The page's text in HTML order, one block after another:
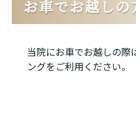
お車でお越しの
当院にお車でお越しの際
ングをご利用ください。